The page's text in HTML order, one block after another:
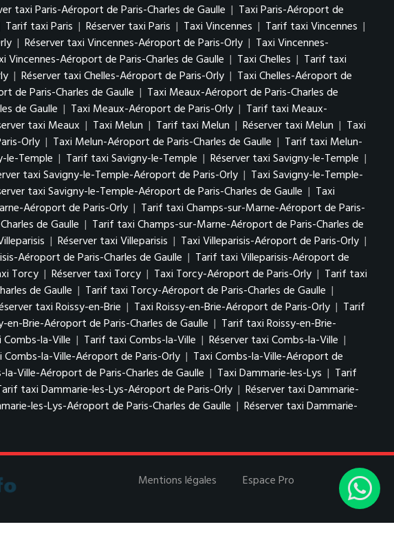
taxi Paris-Aéroport de Paris-Charles de Gaulle | Taxi Paris-Aéroport de
Tarif taxi Paris | Réserver taxi Paris | Taxi Vincennes | Tarif taxi Vincennes |
| Réserver taxi Vincennes-Aéroport de Paris-Orly | Taxi Vincennes-
Vincennes-Aéroport de Paris-Charles de Gaulle | Taxi Chelles | Tarif taxi
| Réserver taxi Chelles-Aéroport de Paris-Orly | Taxi Chelles-Aéroport de
de Paris-Charles de Gaulle | Taxi Meaux-Aéroport de Paris-Charles de
de Gaulle | Taxi Meaux-Aéroport de Paris-Orly | Tarif taxi Meaux-
taxi Meaux | Taxi Melun | Tarif taxi Melun | Réserver taxi Melun | Taxi
Orly | Taxi Melun-Aéroport de Paris-Charles de Gaulle | Tarif taxi Melun-
le-Temple | Tarif taxi Savigny-le-Temple | Réserver taxi Savigny-le-Temple |
taxi Savigny-le-Temple-Aéroport de Paris-Orly | Taxi Savigny-le-Temple-
taxi Savigny-le-Temple-Aéroport de Paris-Charles de Gaulle | Taxi
Aéroport de Paris-Orly | Tarif taxi Champs-sur-Marne-Aéroport de Paris-
de Gaulle | Tarif taxi Champs-sur-Marne-Aéroport de Paris-Charles de
| Réserver taxi Villeparisis | Taxi Villeparisis-Aéroport de Paris-Orly |
Aéroport de Paris-Charles de Gaulle | Tarif taxi Villeparisis-Aéroport de
Torcy | Réserver taxi Torcy | Taxi Torcy-Aéroport de Paris-Orly | Tarif taxi
de Gaulle | Tarif taxi Torcy-Aéroport de Paris-Charles de Gaulle |
taxi Roissy-en-Brie | Taxi Roissy-en-Brie-Aéroport de Paris-Orly | Tarif
en-Brie-Aéroport de Paris-Charles de Gaulle | Tarif taxi Roissy-en-Brie-
Combs-la-Ville | Tarif taxi Combs-la-Ville | Réserver taxi Combs-la-Ville |
Combs-la-Ville-Aéroport de Paris-Orly | Taxi Combs-la-Ville-Aéroport de
Ville-Aéroport de Paris-Charles de Gaulle | Taxi Dammarie-les-Lys | Tarif
taxi Dammarie-les-Lys-Aéroport de Paris-Orly | Réserver taxi Dammarie-
les-Lys-Aéroport de Paris-Charles de Gaulle | Réserver taxi Dammarie-
Mentions légales Espace Pro